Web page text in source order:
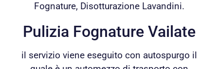
Fognature, Disotturazione Lavandini.
Pulizia Fognature Vailate
il servizio viene eseguito con autospurgo il